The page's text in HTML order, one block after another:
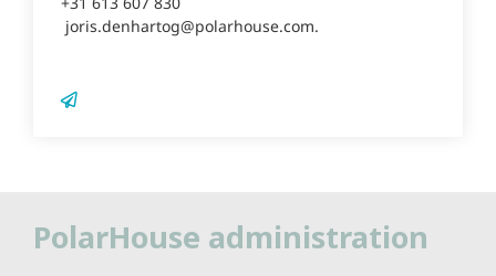
joris.denhartog@polarhouse.com.
PolarHouse administration